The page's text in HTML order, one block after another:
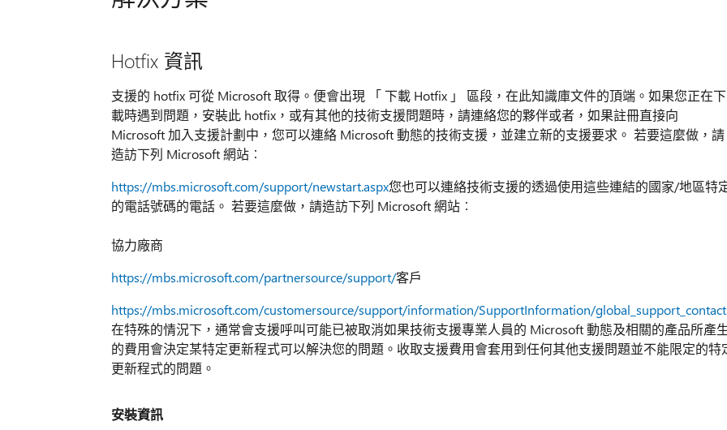
Hotfix 資訊
支援的 hotfix 可從 Microsoft 取得。便會出現 「 下載 Hotfix 」 區段，在此知識庫文件的頂端。如果您正在下
載時遇到問題，安裝此 hotfix，或有其他的技術支援問題時，請連絡您的夥伴或者，如果註冊直接向
Microsoft 加入支援計劃中，您可以連絡 Microsoft 動態的技術支援，並建立新的支援要求。 若要這麼做，請
造訪下列 Microsoft 網站︰
https://mbs.microsoft.com/support/newstart.aspx您也可以連絡技術支援的透過使用這些連結的國家/地區特
的電話號碼的電話。 若要這麼做，請造訪下列 Microsoft 網站︰
協力廠商
https://mbs.microsoft.com/partnersource/support/客戶
https://mbs.microsoft.com/customersource/support/information/SupportInformation/
在特殊的情況下，通常會支援呼叫可能已被取消如果技術支援專業人員的 Microsoft 動態及相關的產品所產
的費用會決定某特定更新程式可以解決您的問題。收取支援費用會套用到任何其他支援問題並不能限定的特
更新程式的問題。
安裝資訊